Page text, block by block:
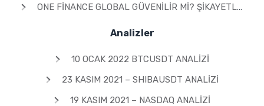
ONE FINANCE GLOBAL GÜVENILIR MI? ŞIKAYETLER & YORUMLAR 2026
Analizler
10 OCAK 2022 BTCUSDT ANALIZI
23 KASIM 2021 – SHIBAUSDT ANALIZI
19 KASIM 2021 – NASDAQ ANALIZI